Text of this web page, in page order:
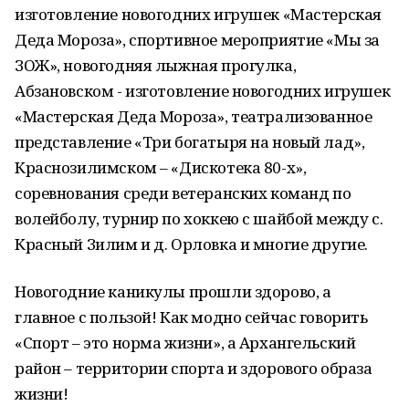
изготовление новогодних игрушек «Мастерская
Деда Мороза», спортивное мероприятие «Мы за
ЗОЖ», новогодняя лыжная прогулка,
Абзановском - изготовление новогодних игрушек
«Мастерская Деда Мороза», театрализованное
представление «Три богатыря на новый лад»,
Краснозилимском – «Дискотека 80-х»,
соревнования среди ветеранских команд по
волейболу, турнир по хоккею с шайбой между с.
Красный Зилим и д. Орловка и многие другие.
Новогодние каникулы прошли здорово, а
главное с пользой! Как модно сейчас говорить
«Спорт – это норма жизни», а Архангельский
район – территории спорта и здорового образа
жизни!